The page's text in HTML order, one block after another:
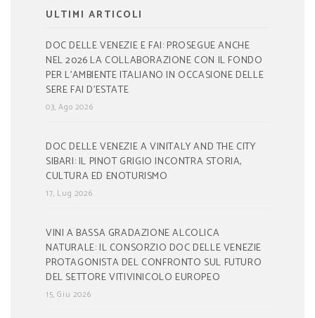
ULTIMI ARTICOLI
DOC DELLE VENEZIE E FAI: PROSEGUE ANCHE
NEL 2026 LA COLLABORAZIONE CON IL FONDO
PER L’AMBIENTE ITALIANO IN OCCASIONE DELLE
SERE FAI D’ESTATE
03, Ago 2026
DOC DELLE VENEZIE A VINITALY AND THE CITY
SIBARI: IL PINOT GRIGIO INCONTRA STORIA,
CULTURA ED ENOTURISMO
17, Lug 2026
VINI A BASSA GRADAZIONE ALCOLICA
NATURALE: IL CONSORZIO DOC DELLE VENEZIE
PROTAGONISTA DEL CONFRONTO SUL FUTURO
DEL SETTORE VITIVINICOLO EUROPEO
15, Giu 2026